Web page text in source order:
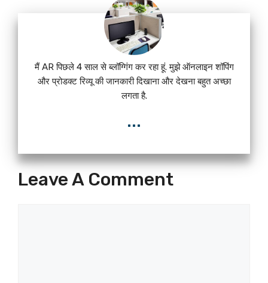
मैं AR पिछले 4 साल से ब्लॉग्गिंग कर रहा हूं. मुझे ऑनलाइन शॉपिंग
और प्रोडक्ट रिव्यू की जानकारी दिखाना और देखना बहुत अच्छा
लगता है.
...
Leave A Comment